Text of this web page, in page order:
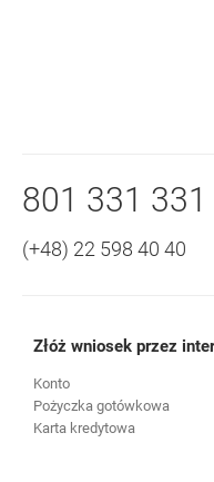
Zadzwoń
801 331 331
(+48) 22 598 40 40
Złóż wniosek przez
Konto
Pożyczka gotówkowa
Karta kredytowa